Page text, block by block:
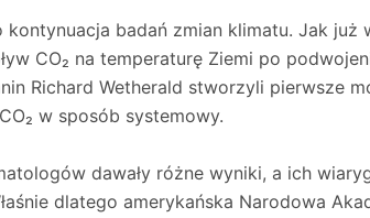
badań zmian klimatu. Jak już
CO₂ na temperaturę Ziemi po
Richard Wetherald stworzyli pierwsze
w sposób systemowy.
dawały różne wyniki, a ich
dlatego amerykańska Narodowa